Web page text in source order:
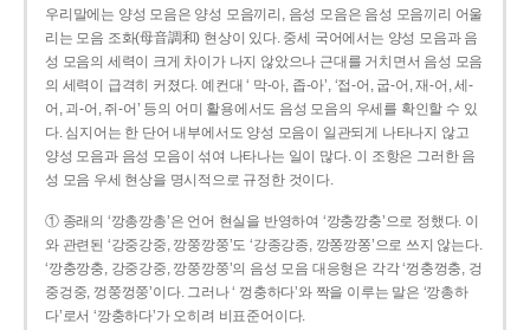
우리말에는 양성 모음은 양성 모음끼리, 음성 모음은 음성 모음끼리 어울
리는 모음 조화(母音調和) 현상이 있다. 중세 국어에서는 양성 모음과 음
성 모음의 세력이 크게 차이가 나지 않았으나 근대를 거치면서 음성 모음
의 세력이 급격히 커졌다. 예컨대 ‘ 막-아, 좁-아’, ‘접-어, 굽-어, 재-어, 세-
어, 괴-어, 쥐-어’ 등의 어미 활용에서도 음성 모음의 우세를 확인할 수 있
다. 심지어는 한 단어 내부에서도 양성 모음이 일관되게 나타나지 않고
양성 모음과 음성 모음이 섞여 나타나는 일이 많다. 이 조항은 그러한 음
성 모음 우세 현상을 명시적으로 규정한 것이다.
① 종래의 ‘깡총깡총’은 언어 현실을 반영하여 ‘깡충깡충’으로 정했다. 이
와 관련된 ‘강중강중, 깡쭝깡쭝’도 ‘강종강종, 깡쫑깡쫑’으로 쓰지 않는다.
‘깡충깡충, 강중강중, 깡쭝깡쭝’의 음성 모음 대응형은 각각 ‘껑충껑충, 겅
중겅중, 껑쭝껑쭝’이다. 그러나 ‘ 껑충하다’와 짝을 이루는 말은 ‘깡총하
다’로서 ‘깡충하다’가 오히려 비표준어이다.